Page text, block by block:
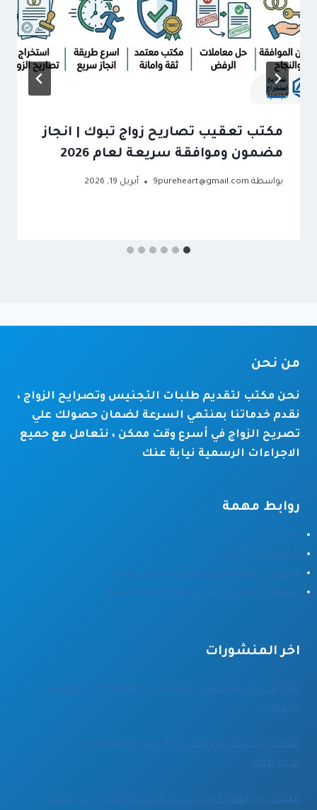
مكتب تعقيب تصاريح زواج تبوك | انجاز
مضمون وموافقة سريعة لعام 2026
بواسطة 9pureheart@gmail.com أبريل 19, 2026
من نحن
نحن مكتب لتقديم طلبات التجنيس وتصرايح الزواج ،
نقدم خدماتنا بمنتهي السرعة لضمان حصولك علي
تصريح الزواج في أسرع وقت ممكن ، نتعامل مع حميع
الاجراءات الرسمية نيابة عنك
روابط مهمة
الرئيسية
معاملات تجنيس
استخراج تصريح زواج سعودية من اجنبي
استخراج تصريح زواج سعودي من اجنبية
اخر المنشورات
زواج من اجنبية مقيمة بالرياض: دليلك الكامل للتقديم
معقب تجنيس في مكة: انجاز سريع ومضمون
معقب اجراءات التجنيس بالشرقية: احصل على خدمة